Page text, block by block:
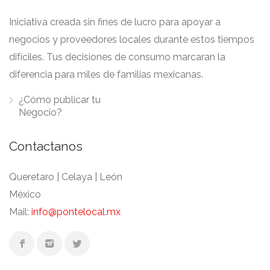
Iniciativa creada sin fines de lucro para apoyar a
negocios y proveedores locales durante estos tiempos
difíciles. Tus decisiones de consumo marcaran la
diferencia para miles de familias mexicanas.
¿Cómo publicar tu
Negocio?
Contactanos
Queretaro | Celaya | León
México
Mail: info@pontelocal.mx